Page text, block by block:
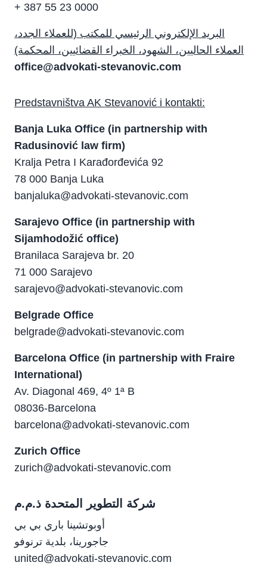
+ 387 55 23 0000
البريد الإلكتروني الرئيسي للمكتب (للعملاء الجدد،
العملاء الحاليين، الشهود، الخبراء القضائيين، المحكمة)
office@advokati-stevanovic.com
Predstavništva AK Stevanović i kontakti:
Banja Luka Office (in partnership with
Radusinović law firm)
Kralja Petra I Karađorđevića 92
78 000 Banja Luka
banjaluka@advokati-stevanovic.com
Sarajevo Office (in partnership with
Sijamhodožić office)
Branilaca Sarajeva br. 20
71 000 Sarajevo
sarajevo@advokati-stevanovic.com
Belgrade Office
belgrade@advokati-stevanovic.com
Barcelona Office (in partnership with Fraire
International)
Av. Diagonal 469, 4º 1ª B
08036-Barcelona
barcelona@advokati-stevanovic.com
Zurich Office
zurich@advokati-stevanovic.com
شركة التطوير المتحدة ذ.م.م
أوبوتشينا باري بي بي
جاجورينا، بلدية ترنوفو
united@advokati-stevanovic.com